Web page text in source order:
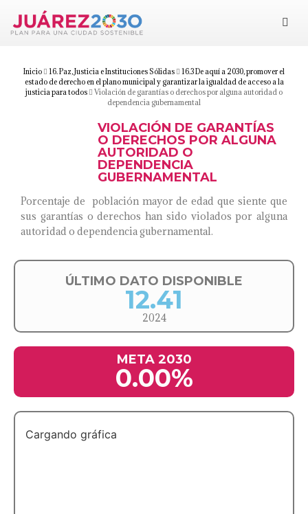
Objetivos
Suma tu esfuerzo
Documentos
Blog
Inicio 16. Paz, Justicia e Instituciones Sólidas
16.3 De aquí a 2030, promover el
estado de derecho en el plano municipal y garantizar la igualdad de acceso a la
justicia para todos
Violación de garantías o derechos por alguna autoridad o
dependencia gubernamental
VIOLACIÓN DE GARANTÍAS
O DERECHOS POR ALGUNA
AUTORIDAD O
DEPENDENCIA
GUBERNAMENTAL
Porcentaje de población mayor de edad que siente que
sus garantías o derechos han sido violados por alguna
autoridad o dependencia gubernamental.
ÚLTIMO DATO DISPONIBLE
12.41
2024
META 2030
0.00%
Cargando gráfica